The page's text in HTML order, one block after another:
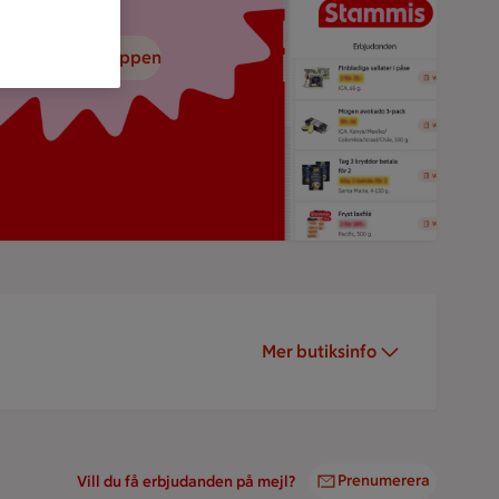
Mer butiksinfo
ned ICA-appen
Vill du få erbjudanden på mejl? Prenumerera